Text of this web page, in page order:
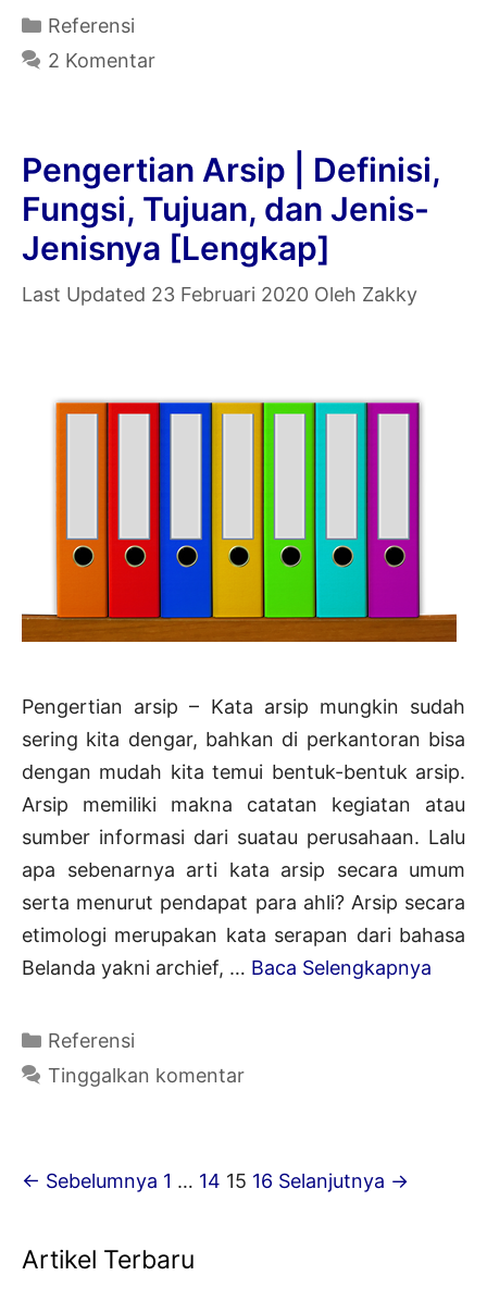
Umum
[Lengkap]
Kategori
Referensi
2 Komentar
Pengertian Arsip | Definisi,
Fungsi, Tujuan, dan Jenis-
Jenisnya [Lengkap]
23 Februari 2020 Oleh Zakky
Pengertian arsip – Kata arsip mungkin sudah
sering kita dengar, bahkan di perkantoran bisa
dengan mudah kita temui bentuk-bentuk arsip.
Arsip memiliki makna catatan kegiatan atau
sumber informasi dari suatau perusahaan. Lalu
apa sebenarnya arti kata arsip secara umum
serta menurut pendapat para ahli? Arsip secara
etimologi merupakan kata serapan dari bahasa
Belanda yakni archief, … Baca Selengkapnya
Kategori
Referensi
Tinggalkan komentar
Navigasi
← Sebelumnya 1 … 14 15 16 Selanjutnya →
Artikel Terbaru